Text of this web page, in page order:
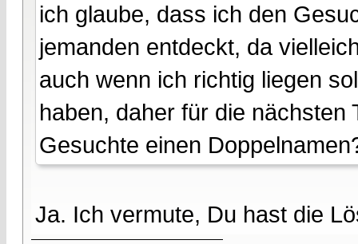
ich glaube, dass ich den
jemanden entdeckt, da
auch wenn ich richtig liegen
haben, daher für die nächsten
Gesuchte einen
Ja. Ich vermute, Du hast die